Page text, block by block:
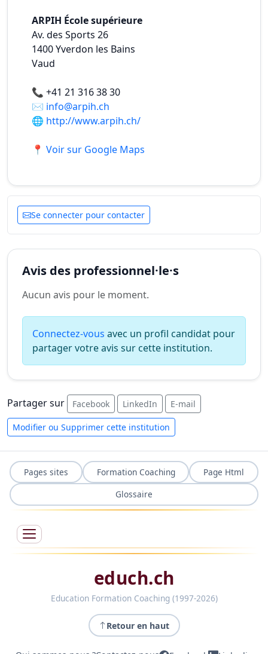
ARPIH École supérieure
Av. des Sports 26
1400Yverdon les Bains
Vaud
📞 +41 21 316 38 30
✉️ info@arpih.ch
🌐 http://www.arpih.ch/
📍 Voir sur Google Maps
Se connecter pour contacter
Avis des professionnel·le·s
Aucun avis pour le moment.
Connectez-vous avec un profil candidat pour
partager votre avis sur cette institution.
Partager sur Facebook LinkedIn E-mail
Modifier ou Supprimer cette institution
Pages sites Formation Coaching
Page Html
Glossaire
educh.ch
Education Formation Coaching (1997-2026)
Retour en haut